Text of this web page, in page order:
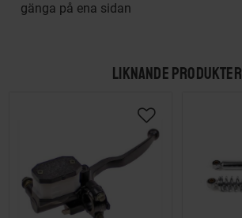
gänga på ena sidan
LIKNANDE PRODUKTER